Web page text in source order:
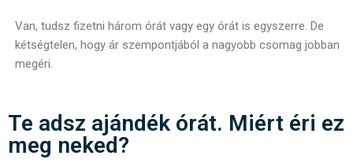
Van, tudsz fizetni három órát vagy egy órát is egyszerre. De
kétségtelen, hogy ár szempontjából a nagyobb csomag jobban
megéri.
Te adsz ajándék órát. Miért éri ez
meg neked?